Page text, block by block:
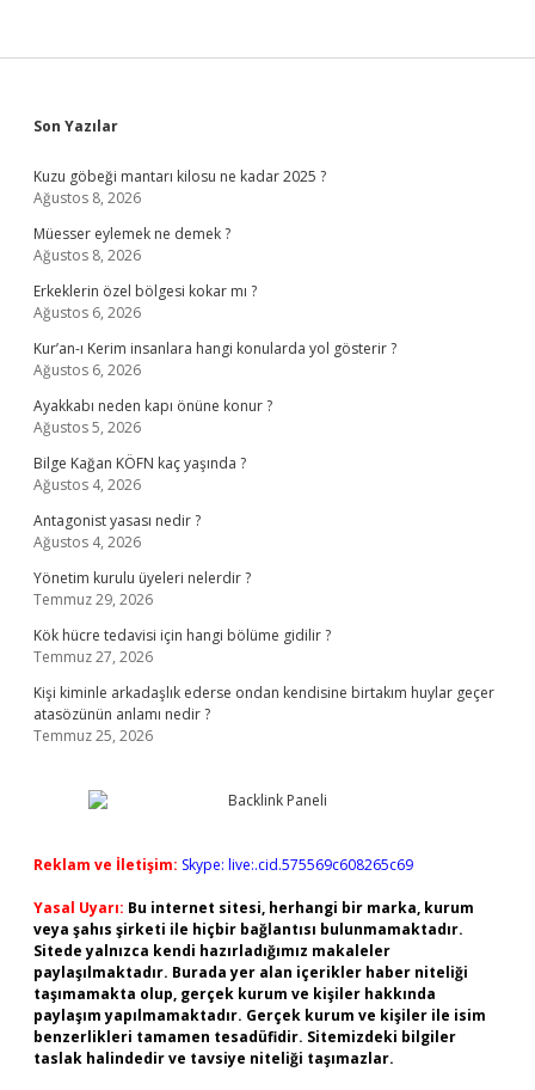
Sidebar
Son Yazılar
Kuzu göbeği mantarı kilosu ne kadar 2025 ?
Ağustos 8, 2026
Müesser eylemek ne demek ?
Ağustos 8, 2026
Erkeklerin özel bölgesi kokar mı ?
Ağustos 6, 2026
Kur’an-ı Kerim insanlara hangi konularda yol gösterir ?
Ağustos 6, 2026
Ayakkabı neden kapı önüne konur ?
Ağustos 5, 2026
Bilge Kağan KÖFN kaç yaşında ?
Ağustos 4, 2026
Antagonist yasası nedir ?
Ağustos 4, 2026
Yönetim kurulu üyeleri nelerdir ?
Temmuz 29, 2026
Kök hücre tedavisi için hangi bölüme gidilir ?
Temmuz 27, 2026
Kişi kiminle arkadaşlık ederse ondan kendisine birtakım huylar geçer
atasözünün anlamı nedir ?
Temmuz 25, 2026
Reklam ve İletişim: Skype: live:.cid.575569c608265c69
Yasal Uyarı: Bu internet sitesi, herhangi bir marka, kurum
veya şahıs şirketi ile hiçbir bağlantısı bulunmamaktadır.
Sitede yalnızca kendi hazırladığımız makaleler
paylaşılmaktadır. Burada yer alan içerikler haber niteliği
taşımamakta olup, gerçek kurum ve kişiler hakkında
paylaşım yapılmamaktadır. Gerçek kurum ve kişiler ile isim
benzerlikleri tamamen tesadüfidir. Sitemizdeki bilgiler
taslak halindedir ve tavsiye niteliği taşımazlar.